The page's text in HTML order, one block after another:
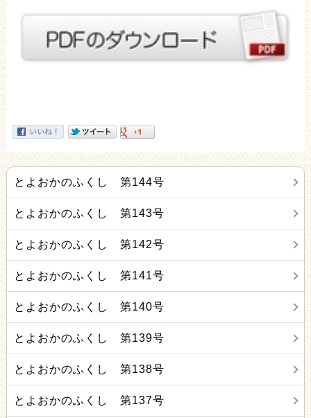
とよおかのふくし 第144号
とよおかのふくし 第143号
とよおかのふくし 第142号
とよおかのふくし 第141号
とよおかのふくし 第140号
とよおかのふくし 第139号
とよおかのふくし 第138号
とよおかのふくし 第137号